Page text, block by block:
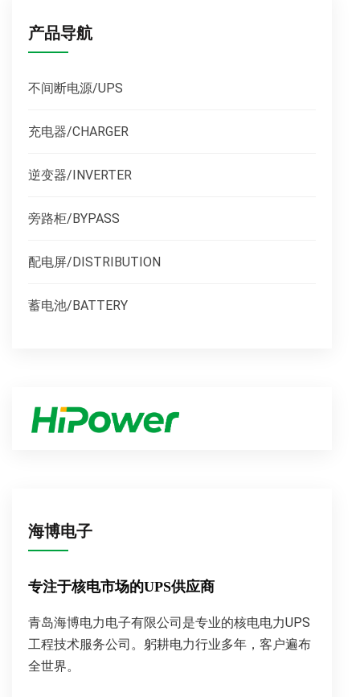
产品导航
不间断电源/UPS
充电器/CHARGER
逆变器/INVERTER
旁路柜/BYPASS
配电屏/DISTRIBUTION
蓄电池/BATTERY
海博电子
专注于核电市场的UPS供应商
青岛海博电力电子有限公司是专业的核电电力UPS
工程技术服务公司。躬耕电力行业多年，客户遍布
全世界。